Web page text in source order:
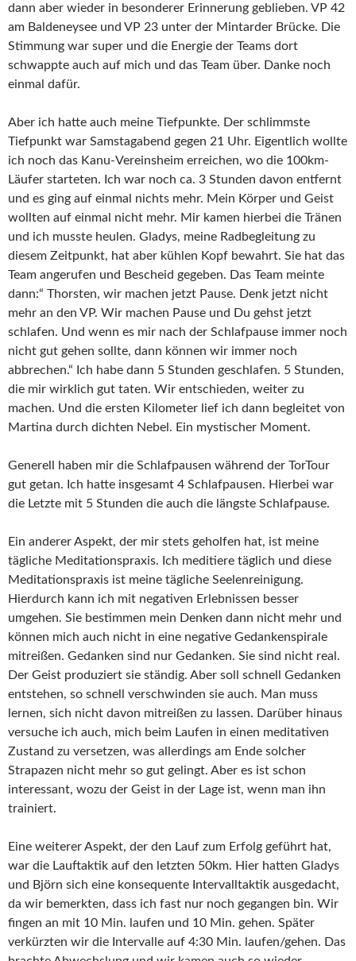
dann aber wieder in besonderer Erinnerung geblieben. VP 42
am Baldeneysee und VP 23 unter der Mintarder Brücke. Die
Stimmung war super und die Energie der Teams dort
schwappte auch auf mich und das Team über. Danke noch
einmal dafür.
Aber ich hatte auch meine Tiefpunkte. Der schlimmste
Tiefpunkt war Samstagabend gegen 21 Uhr. Eigentlich wollte
ich noch das Kanu-Vereinsheim erreichen, wo die 100km-
Läufer starteten. Ich war noch ca. 3 Stunden davon entfernt
und es ging auf einmal nichts mehr. Mein Körper und Geist
wollten auf einmal nicht mehr. Mir kamen hierbei die Tränen
und ich musste heulen. Gladys, meine Radbegleitung zu
diesem Zeitpunkt, hat aber kühlen Kopf bewahrt. Sie hat das
Team angerufen und Bescheid gegeben. Das Team meinte
dann:“ Thorsten, wir machen jetzt Pause. Denk jetzt nicht
mehr an den VP. Wir machen Pause und Du gehst jetzt
schlafen. Und wenn es mir nach der Schlafpause immer noch
nicht gut gehen sollte, dann können wir immer noch
abbrechen.“ Ich habe dann 5 Stunden geschlafen. 5 Stunden,
die mir wirklich gut taten. Wir entschieden, weiter zu
machen. Und die ersten Kilometer lief ich dann begleitet von
Martina durch dichten Nebel. Ein mystischer Moment.
Generell haben mir die Schlafpausen während der TorTour
gut getan. Ich hatte insgesamt 4 Schlafpausen. Hierbei war
die Letzte mit 5 Stunden die auch die längste Schlafpause.
Ein anderer Aspekt, der mir stets geholfen hat, ist meine
tägliche Meditationspraxis. Ich meditiere täglich und diese
Meditationspraxis ist meine tägliche Seelenreinigung.
Hierdurch kann ich mit negativen Erlebnissen besser
umgehen. Sie bestimmen mein Denken dann nicht mehr und
können mich auch nicht in eine negative Gedankenspirale
mitreißen. Gedanken sind nur Gedanken. Sie sind nicht real.
Der Geist produziert sie ständig. Aber soll schnell Gedanken
entstehen, so schnell verschwinden sie auch. Man muss
lernen, sich nicht davon mitreißen zu lassen. Darüber hinaus
versuche ich auch, mich beim Laufen in einen meditativen
Zustand zu versetzen, was allerdings am Ende solcher
Strapazen nicht mehr so gut gelingt. Aber es ist schon
interessant, wozu der Geist in der Lage ist, wenn man ihn
trainiert.
Eine weiterer Aspekt, der den Lauf zum Erfolg geführt hat,
war die Lauftaktik auf den letzten 50km. Hier hatten Gladys
und Björn sich eine konsequente Intervalltaktik ausgedacht,
da wir bemerkten, dass ich fast nur noch gegangen bin. Wir
fingen an mit 10 Min. laufen und 10 Min. gehen. Später
verkürzten wir die Intervalle auf 4:30 Min. laufen/gehen. Das